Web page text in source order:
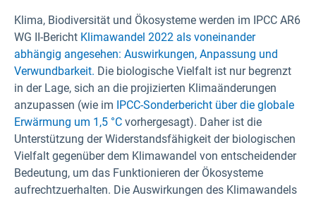
Klima, Biodiversität und Ökosysteme werden im IPCC AR6
WG II-Bericht Klimawandel 2022 als voneinander
abhängig angesehen: Auswirkungen, Anpassung und
Verwundbarkeit. Die biologische Vielfalt ist nur begrenzt
in der Lage, sich an die projizierten Klimaänderungen
anzupassen (wie im IPCC-Sonderbericht über die globale
Erwärmung um 1,5 °C vorhergesagt). Daher ist die
Unterstützung der Widerstandsfähigkeit der biologischen
Vielfalt gegenüber dem Klimawandel von entscheidender
Bedeutung, um das Funktionieren der Ökosysteme
aufrechtzuerhalten. Die Auswirkungen des Klimawandels